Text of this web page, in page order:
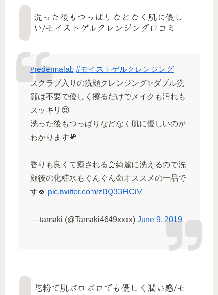
洗った後もつっぱりなどなく肌に優し
い/モイストゲルクレンジング口コミ
#redermalab #モイストゲルクレンジング
スクラブ入りの洗顔クレンジング✨ダブル洗
顔は不要で優しく擦るだけでメイクも汚れも
スッキリ😍
洗った後もつっぱりなどなく肌に優しいのが
わかります💗
香りも良くて癒される🌼綺麗に洗えるので洗
顔後の化粧水もぐんぐん👍オススメの一品で
す🍀 pic.twitter.com/zBQ33FlCiV
— tamaki (@Tamaki4649xxxx) June 9, 2019
花粉で肌ボロボロでも優しく潤い感/モ